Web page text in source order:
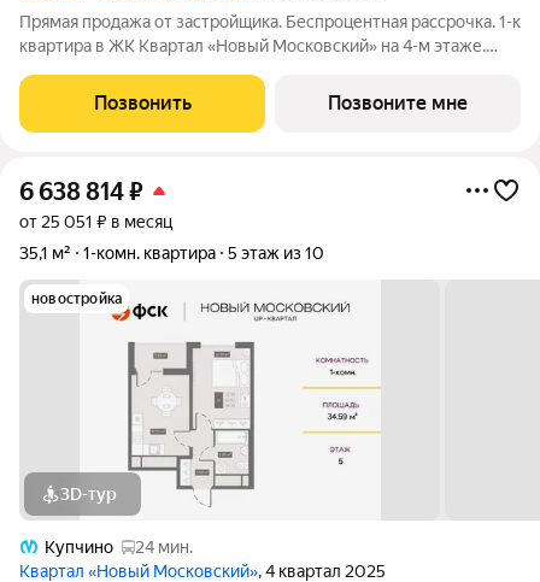
Прямая продажа от застройщика. Беспроцентная рассрочка. 1-к
квартира в ЖК Квартал «Новый Московский» на 4-м этаже.
квартал «Новый Московский» в Пушкинском районе. Этот
комплекс объединит в себе
Позвонить Позвоните мне
6 638 814₽
от 25 051 ₽ в месяц
35,1 м²
1-комн. квартира 5 этаж из 10
новостройка
3D-тур
Купчино
24 мин.
Квартал «Новый Московский», 4 квартал 2025